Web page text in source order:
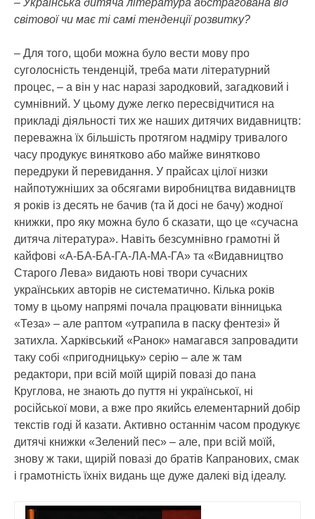
– Українська дитяча література абстрагована від
світової чи має ті самі тенденції розвитку?
– Для того, щоби можна було вести мову про
суголосність тенденцій, треба мати літературний
процес, – а він у нас наразі зародковий, загадковий і
сумнівний. У цьому дуже легко пересвідчитися на
прикладі діяльності тих же наших дитячих видавництв:
переважна їх більшість протягом надміру тривалого
часу продукує винятково або майже винятково
передруки й перевидання. У прайсах цілої низки
найпотужніших за обсягами виробництва видавництв
я років із десять не бачив (та й досі не бачу) жодної
книжки, про яку можна було б сказати, що це «сучасна
дитяча література». Навіть безсумнівно грамотні й
кайфові «А-БА-БА-ГА-ЛА-МА-ГА» та «Видавництво
Старого Лева» видають нові твори сучасних
українських авторів не систематично. Кілька років
тому в цьому напрямі почала працювати вінницька
«Теза» – але раптом «утрапила в паску фентезі» й
затихла. Харківський «Ранок» намагався запровадити
таку собі «пригодницьку» серію – але ж там
редактори, при всій моїй щирій повазі до пана
Круглова, не знають до пуття ні української, ні
російської мови, а вже про якийсь елементарний добір
текстів годі й казати. Активно останнім часом продукує
дитячі книжки «Зелений пес» – але, при всій моїй,
знову ж таки, щирій повазі до братів Капранових, смак
і грамотність їхніх видань ще дуже далекі від ідеалу.